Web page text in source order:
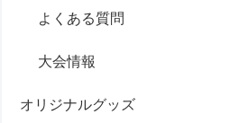
よくある質問
大会情報
オリジナルグッズ